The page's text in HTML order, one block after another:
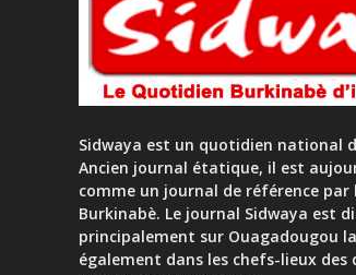
Sidwaya est un quotidien national
Ancien journal étatique, il est
comme un journal de référence
Burkinabè. Le journal Sidwaya est
principalement sur Ouagadougou
également dans les chefs-lieux des